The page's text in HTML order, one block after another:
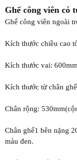
Ghế công viên có
Ghế công viên ngoài
Kích thước chiều cao
Kích thước vai:
Kích thước từ chân
Chân rộng:
Chân ghế1 bên nặng
màu đen.